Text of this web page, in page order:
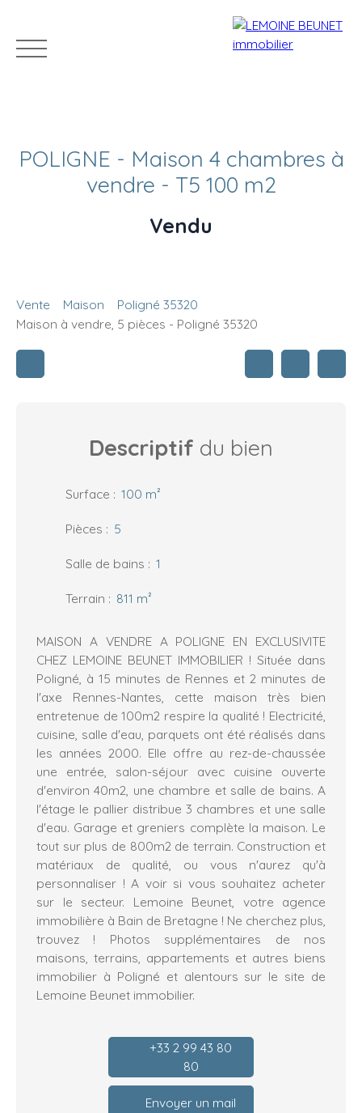
VENDRE LOUER
POLIGNE - Maison 4 chambres à
vendre - T5 100 m2
Vendu
Vente Maison
Poligné 35320
Maison à vendre, 5 pièces - Poligné 35320
Descriptif du bien
Surface : 100 m²
Pièces : 5
Salle de bains : 1
Terrain : 811 m²
MAISON A VENDRE A POLIGNE EN EXCLUSIVITE
CHEZ LEMOINE BEUNET IMMOBILIER ! Située dans
Poligné, à 15 minutes de Rennes et 2 minutes de
l'axe Rennes-Nantes, cette maison très bien
entretenue de 100m2 respire la qualité ! Electricité,
cuisine, salle d'eau, parquets ont été réalisés dans
les années 2000. Elle offre au rez-de-chaussée
une entrée, salon-séjour avec cuisine ouverte
d'environ 40m2, une chambre et salle de bains. A
l'étage le pallier distribue 3 chambres et une salle
d'eau. Garage et greniers complète la maison. Le
tout sur plus de 800m2 de terrain. Construction et
matériaux de qualité, ou vous n'aurez qu'à
personnaliser ! A voir si vous souhaitez acheter
sur le secteur. Lemoine Beunet, votre agence
immobilière à Bain de Bretagne ! Ne cherchez plus,
trouvez ! Photos supplémentaires de nos
maisons, terrains, appartements et autres biens
immobilier à Poligné et alentours sur le site de
Lemoine Beunet immobilier.
+33 2 99 43 80
80
Envoyer un mail